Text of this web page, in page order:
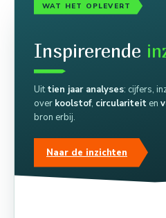
WAT HET OPLEVERT
Inspirerende
Uit tien jaar analyses: cijfers,
over koolstof, circulariteit en
bron erbij.
Naar de inzichten